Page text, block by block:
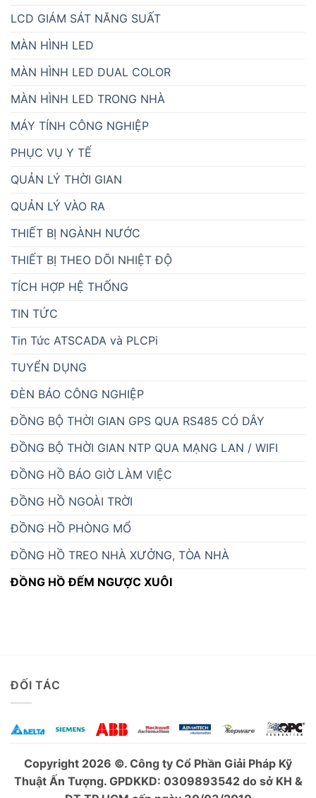
LCD GIÁM SÁT NĂNG SUẤT
MÀN HÌNH LED
MÀN HÌNH LED DUAL COLOR
MÀN HÌNH LED TRONG NHÀ
MÁY TÍNH CÔNG NGHIỆP
PHỤC VỤ Y TẾ
QUẢN LÝ THỜI GIAN
QUẢN LÝ VÀO RA
THIẾT BỊ NGÀNH NƯỚC
THIẾT BỊ THEO DÕI NHIỆT ĐỘ
TÍCH HỢP HỆ THỐNG
TIN TỨC
Tin Tức ATSCADA và PLCPi
TUYỂN DỤNG
ĐÈN BÁO CÔNG NGHIỆP
ĐỒNG BỘ THỜI GIAN GPS QUA RS485 CÓ DÂY
ĐỒNG BỘ THỜI GIAN NTP QUA MẠNG LAN / WIFI
ĐỒNG HỒ BÁO GIỜ LÀM VIỆC
ĐỒNG HỒ NGOÀI TRỜI
ĐỒNG HỒ PHÒNG MỔ
ĐỒNG HỒ TREO NHÀ XƯỞNG, TÒA NHÀ
ĐỒNG HỒ ĐẾM NGƯỢC XUÔI
ĐỐI TÁC
Copyright 2026 ©. Công ty Cổ Phần Giải Pháp Kỹ
Thuật Ấn Tượng. GPDKKD: 0309893542 do sở KH &